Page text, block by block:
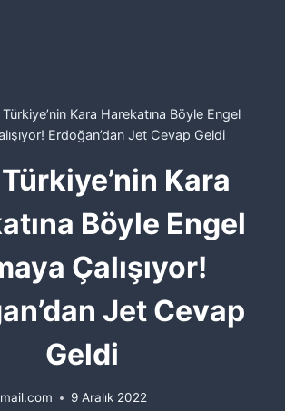
Kara Harekatına Böyle Engel
Erdoğan’dan Jet Cevap Geldi
Kara
Böyle Engel
Çalışıyor!
Jet Cevap
Geldi
9 Aralık 2022